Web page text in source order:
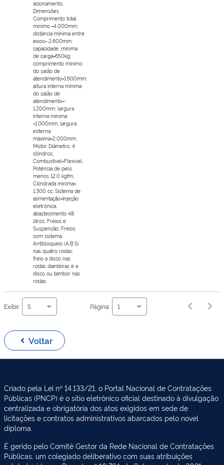
acionamento,
Dimensões
Comprimento total
mínimo =4.000mm;
distância mínima entre
eixos= 2.600mm;
capacidade ,mínima
de carga=650kg;
comprimento mínimo
do salão de
atendimento=1.600mm;
altura interna mínima
do salão de
atendimento=-
1.200mm; largura
interna mínima
=1.000mm; largura
externa
máxima=2.000mm;
Motor Diâmetro; 4
cilindros;
Combustível=Flexível;
Potência de pelo
menos 12,0 kgfm,
Cilindrada mínima=
1.300 cc; Sistema de
alimentação=Injeção
eletrônica;
abastecimento 48
litros; Freios e
Suspensão; Freios
com sistema
Antibloqueio (A.B.S)
nas quatro rodas;
freio a disco nas
rodas dianteiras e a
disco ou tambor nas
rodas.
Exibir: 5 Página: 1
Voltar
Criado pela Lei nº 14.133/21, o Portal Nacional de Contratações
Públicas (PNCP) é o sítio eletrônico oficial destinado à divulgação
centralizada e obrigatória dos atos exigidos em sede de
licitações e contratos administrativos abarcados pelo novel
diploma.
É gerido pelo Comitê Gestor da Rede Nacional de Contratações
Públicas, um colegiado deliberativo com suas atribuições